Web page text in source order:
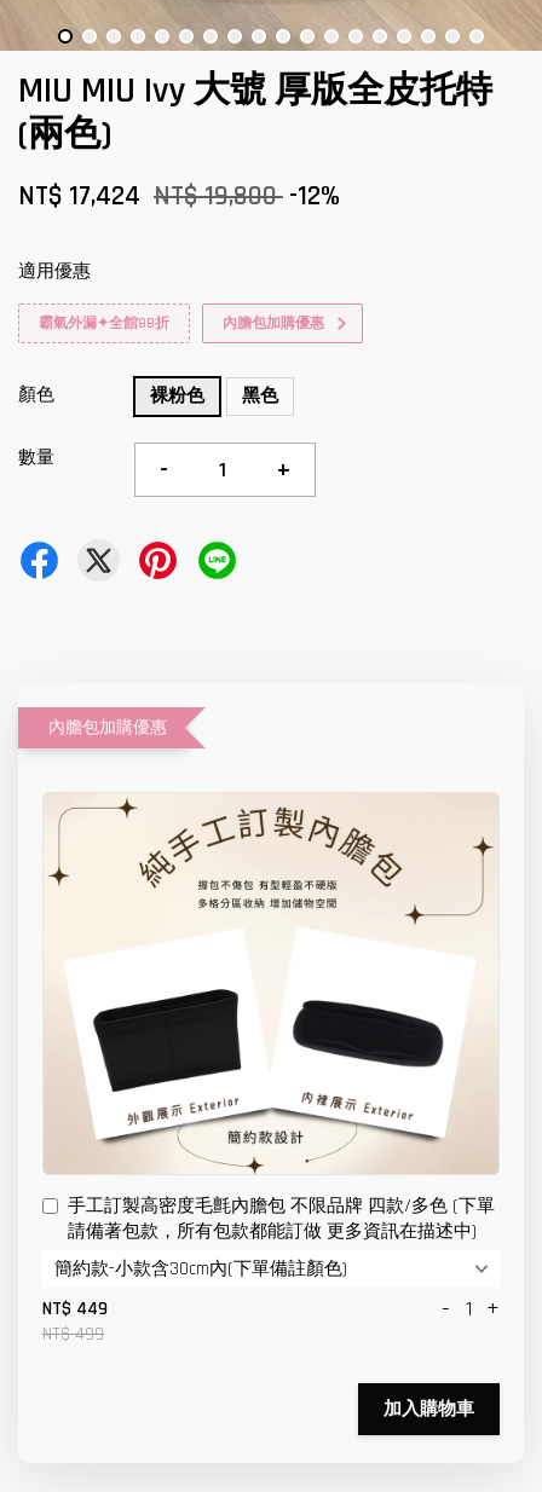
MIU MIU Ivy 大號 厚版全皮托特
(兩色)
NT$ 17,424 NT$ 19,800 -12%
適用優惠
霸氣外漏✦全館88折 內膽包加購優惠
顏色 裸粉色 黑色
數量 - +
內膽包加購優惠
手工訂製高密度毛氈內膽包 不限品牌 四款/多色 (下單
請備著包款，所有包款都能訂做 更多資訊在描述中)
NT$ 449
NT$ 499
- +
加入購物車